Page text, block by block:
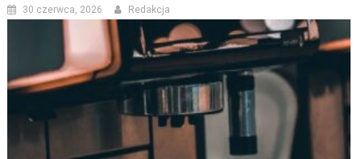
30 czerwca, 2026 Redakcja